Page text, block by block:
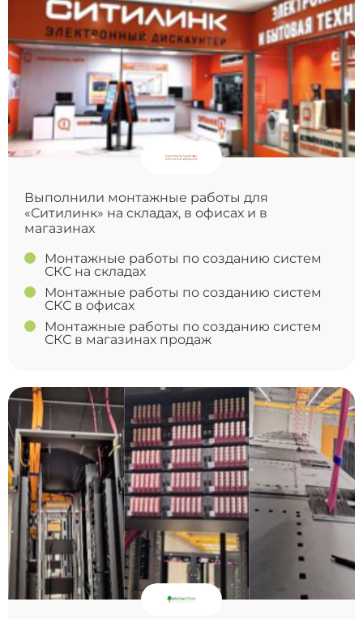
Выполнили монтажные работы для
«Ситилинк» на складах, в офисах и в
магазинах
Монтажные работы по созданию систем
СКС на складах
Монтажные работы по созданию систем
СКС в офисах
Монтажные работы по созданию систем
СКС в магазинах продаж